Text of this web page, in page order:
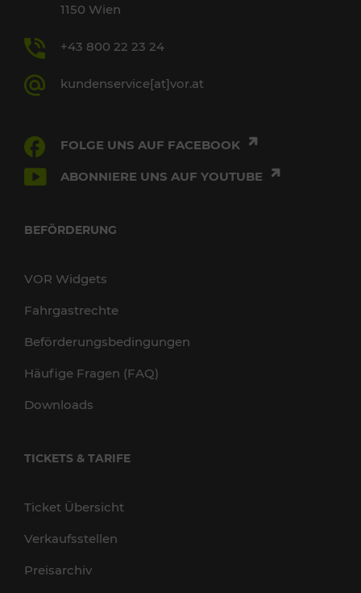
1150 Wien
+43 800 22 23 24
kundenservice[at]vor.at
FOLGE UNS AUF FACEBOOK
ABONNIERE UNS AUF YOUTUBE
BEFÖRDERUNG
VOR Widgets
Fahrgastrechte
Beförderungsbedingungen
Häufige Fragen (FAQ)
Downloads
TICKETS & TARIFE
Ticket Übersicht
Verkaufsstellen
Preisarchiv